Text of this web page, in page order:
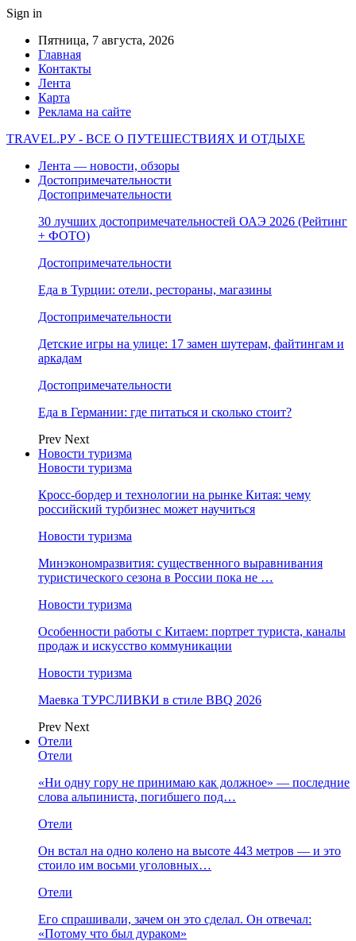
Sign in
Пятница, 7 августа, 2026
Главная
Контакты
Лента
Карта
Реклама на сайте
TRAVEL.РУ - ВСЕ О ПУТЕШЕСТВИЯХ И ОТДЫХЕ
Лента — новости, обзоры
Достопримечательности
Достопримечательности
30 лучших достопримечательностей ОАЭ 2026 (Рейтинг
+ ФОТО)
Достопримечательности
Еда в Турции: отели, рестораны, магазины
Достопримечательности
Детские игры на улице: 17 замен шутерам, файтингам и
аркадам
Достопримечательности
Еда в Германии: где питаться и сколько стоит?
Prev Next
Новости туризма
Новости туризма
Кросс-бордер и технологии на рынке Китая: чему
российский турбизнес может научиться
Новости туризма
Минэкономразвития: существенного выравнивания
туристического сезона в России пока не …
Новости туризма
Особенности работы с Китаем: портрет туриста, каналы
продаж и искусство коммуникации
Новости туризма
Маевка ТУРСЛИВКИ в стиле BBQ 2026
Prev Next
Отели
Отели
«Ни одну гору не принимаю как должное» — последние
слова альпиниста, погибшего под…
Отели
Он встал на одно колено на высоте 443 метров — и это
стоило им восьми уголовных…
Отели
Его спрашивали, зачем он это сделал. Он отвечал:
«Потому что был дураком»